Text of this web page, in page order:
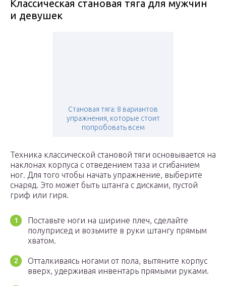
Классическая становая тяга для мужчин
и девушек
Становая тяга: 8 вариантов
упражнения, которые стоит
попробовать всем
Техника классической становой тяги основывается на
наклонах корпуса с отведением таза и сгибанием
ног. Для того чтобы начать упражнение, выберите
снаряд. Это может быть штанга с дисками, пустой
гриф или гиря.
Поставьте ноги на ширине плеч, сделайте
полуприсед и возьмите в руки штангу прямым
хватом.
Отталкиваясь ногами от пола, вытяните корпус
вверх, удерживая инвентарь прямыми руками.